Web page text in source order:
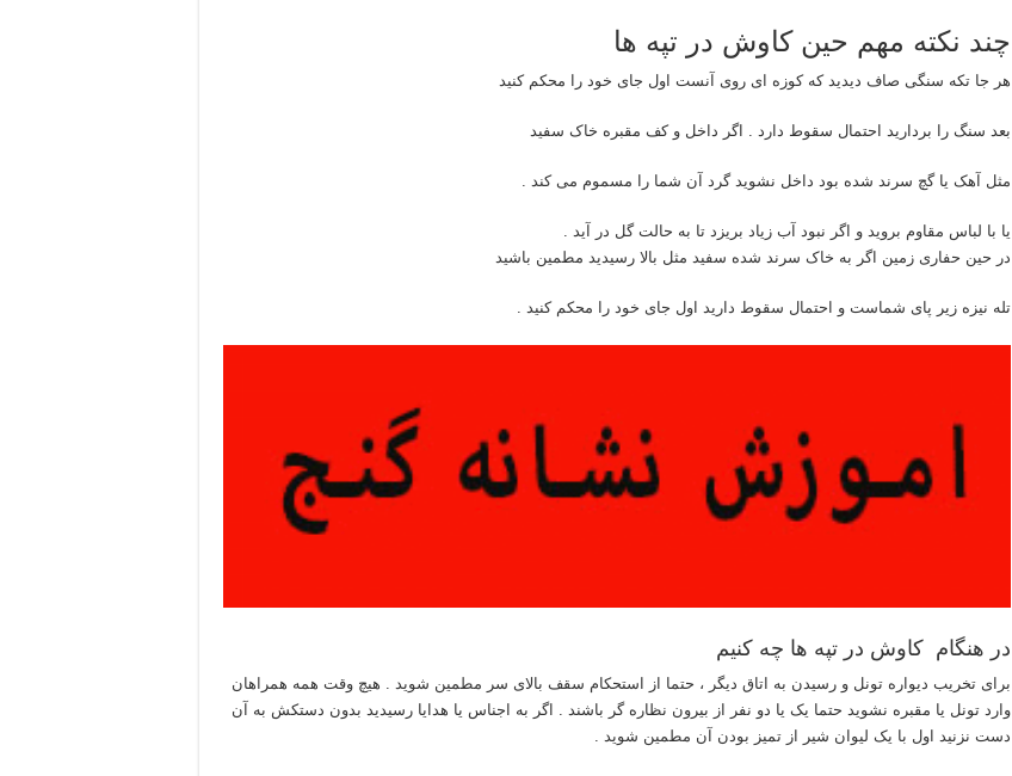
چند نکته مهم حین کاوش در تپه ها
هر جا تکه سنگی صاف دیدید که کوزه ای روی آنست اول جای خود را محکم کنید
بعد سنگ را بردارید احتمال سقوط دارد . اگر داخل و کف مقبره خاک سفید
مثل آهک یا گچ سرند شده بود داخل نشوید گرد آن شما را مسموم می کند .
یا با لباس مقاوم بروید و اگر نبود آب زیاد بریزد تا به حالت گل در آید .
در حین حفاری زمین اگر به خاک سرند شده سفید مثل بالا رسیدید مطمین باشید
تله نیزه زیر پای شماست و احتمال سقوط دارید اول جای خود را محکم کنید .
در هنگام کاوش در تپه ها چه کنیم
برای تخریب دیواره تونل و رسیدن به اتاق دیگر ، حتما از استحکام سقف بالای سر مطمین شوید . هیچ وقت همه همراهان
وارد تونل یا مقبره نشوید حتما یک یا دو نفر از بیرون نظاره گر باشند . اگر به اجناس یا هدایا رسیدید بدون دستکش به آن
دست نزنید اول با یک لیوان شیر از تمیز بودن آن مطمین شوید .